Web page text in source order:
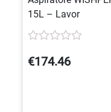
15L – Lavor
€174.46